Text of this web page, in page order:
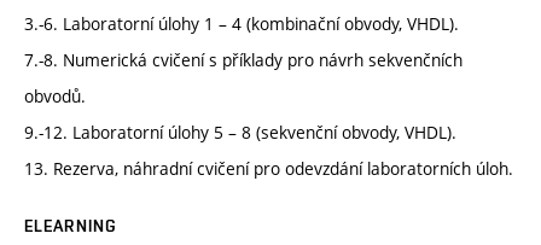
3.-6. Laboratorní úlohy 1 – 4 (kombinační obvody, VHDL).
7.-8. Numerická cvičení s příklady pro návrh sekvenčních
obvodů.
9.-12. Laboratorní úlohy 5 – 8 (sekvenční obvody, VHDL).
13. Rezerva, náhradní cvičení pro odevzdání laboratorních úloh.
ELEARNING